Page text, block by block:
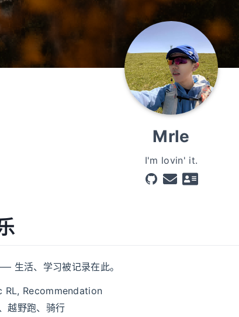
Mrle
I'm lovin' it.
生活、学习被记录在此。
RL, Recommendation
越野跑、骑行